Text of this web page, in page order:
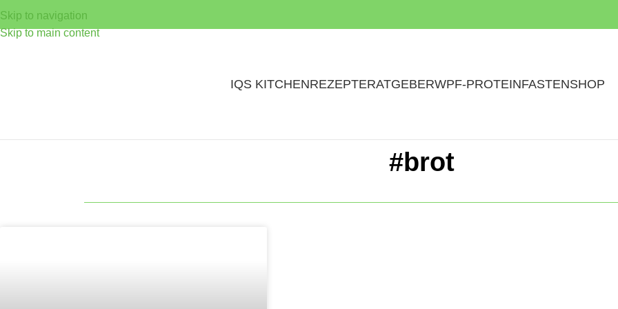
Skip to navigation
Skip to main content
IQS KITCHENREZEPTERATGEBERWPF-PROTEINFASTENSHOP
#brot